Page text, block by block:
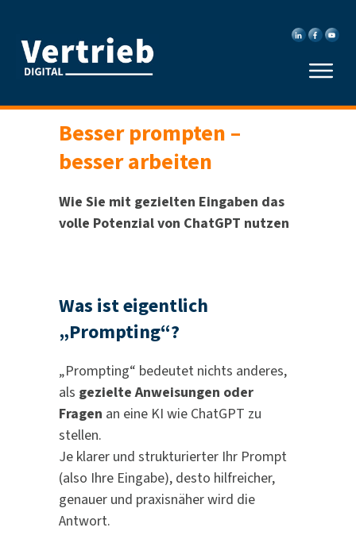
Besser prompten –
besser arbeiten
Wie Sie mit gezielten Eingaben das
volle Potenzial von ChatGPT nutzen
Was ist eigentlich
„Prompting“?
„Prompting“ bedeutet nichts anderes,
als gezielte Anweisungen oder
Fragen an eine KI wie ChatGPT zu
stellen.
Je klarer und strukturierter Ihr Prompt
(also Ihre Eingabe), desto hilfreicher,
genauer und praxisnäher wird die
Antwort.